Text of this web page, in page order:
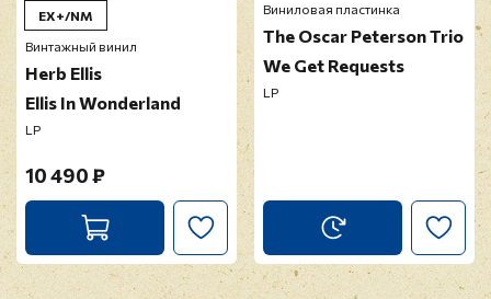
EX+/NM
Винтажный винил
Herb Ellis
Ellis In Wonderland
LP
10 490 ₽
Виниловая пластинка
The Oscar Peterson Trio
We Get Requests
LP